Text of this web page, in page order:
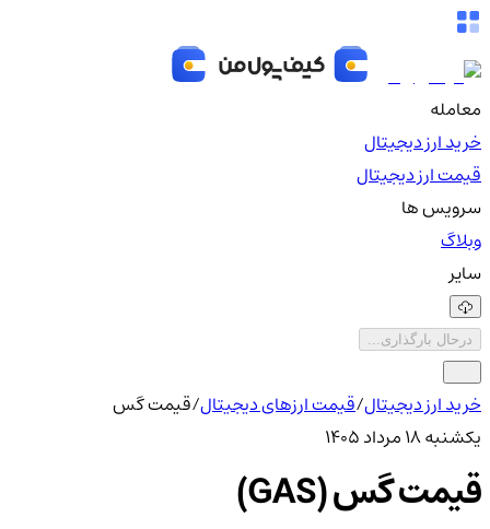
معامله
خرید ارز دیجیتال
قیمت ارز دیجیتال
سرویس ها
وبلاگ
سایر
درحال بارگذاری...
خرید ارز دیجیتال/قیمت ارزهای دیجیتال/قیمت گس
یکشنبه ۱۸ مرداد ۱۴۰۵
قیمت گس (GAS)